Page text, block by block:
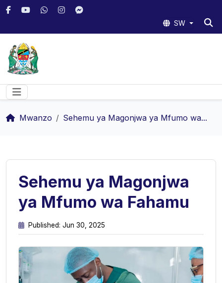
SW
Mwanzo Sehemu ya Magonjwa ya Mfumo wa...
Sehemu ya Magonjwa
ya Mfumo wa Fahamu
Published: Jun 30, 2025